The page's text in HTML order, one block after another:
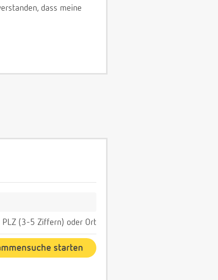
dass meine
PLZ (3-5 Ziffern) oder Ort